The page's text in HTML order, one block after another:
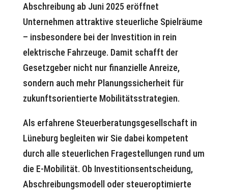
Abschreibung ab Juni 2025 eröffnet
Unternehmen attraktive steuerliche Spielräume
– insbesondere bei der Investition in rein
elektrische Fahrzeuge. Damit schafft der
Gesetzgeber nicht nur finanzielle Anreize,
sondern auch mehr Planungssicherheit für
zukunftsorientierte Mobilitätsstrategien.
Als erfahrene Steuerberatungsgesellschaft in
Lüneburg begleiten wir Sie dabei kompetent
durch alle steuerlichen Fragestellungen rund um
die E-Mobilität. Ob Investitionsentscheidung,
Abschreibungsmodell oder steueroptimierte